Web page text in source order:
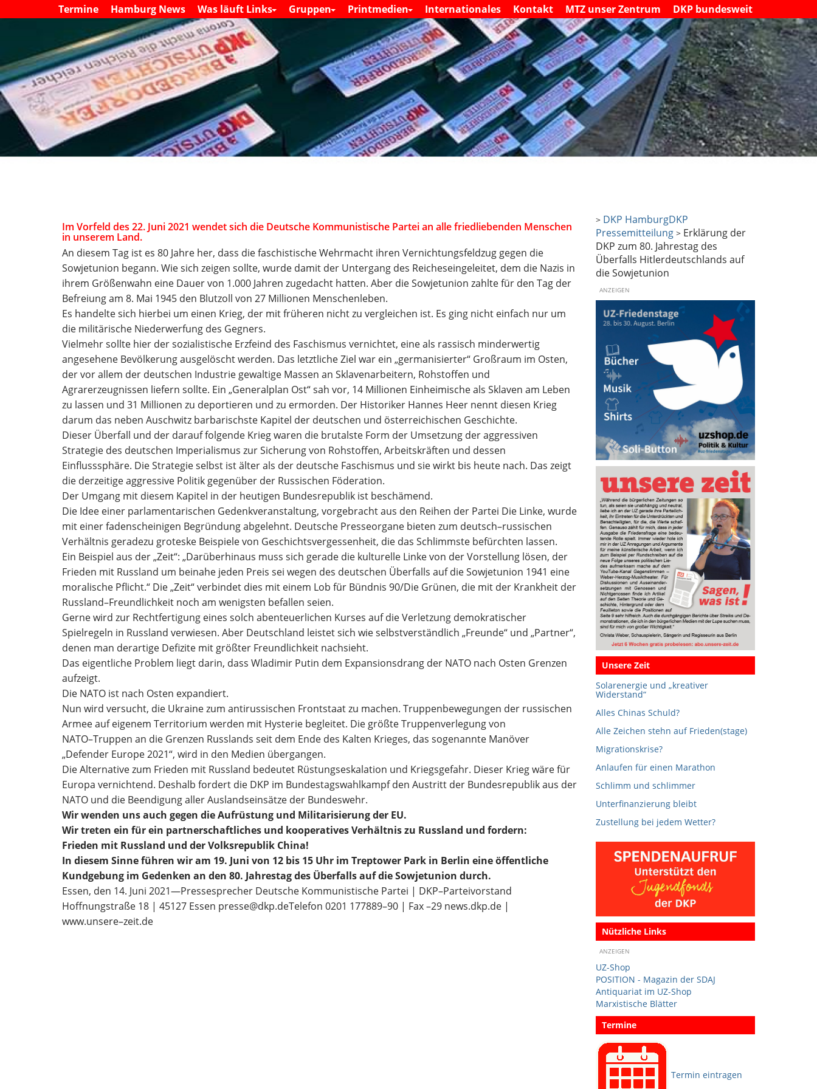
M
a
i
n
m
e
n
u
S
k
i
p
t
o
c
o
n
t
e
n
Termine Hamburg News Was läuft Links Gruppen Printmedien Internationales Kontakt MTZ unser Zentrum DKP bundesweit
Im Vorfeld des 22. Juni 2021 wendet sich die Deutsche Kommunistische Partei an allefriedliebenden Menschen
in unserem Land.
An diesem Tag ist es 80 Jahre her, dass diefaschistische Wehrmacht ihren Vernichtungsfeldzug gegen die
Sowjetunion begann. Wie sich zeigen sollte, wurde damit der Untergang des Reicheseingeleitet, dem die Nazis in
ihrem Größenwahn eine Dauer von 1.000 Jahren zugedacht hatten. Aber die Sowjetunion zahlte für den Tag der
Befreiung am 8. Mai 1945 den Blutzoll von 27 Millionen Menschenleben.
Es handelte sich hierbei um einen Krieg, der mitfrüheren nicht zu vergleichen ist. Es ging nicht einfach nur um
die militärische Niederwerfung des Gegners.
Vielmehr sollte hier dersozialistische Erzfeind des Faschismus vernichtet, eine als rassisch minderwertig
angesehene Bevölkerung ausgelöscht werden. Das letztliche Ziel war ein „germanisierter“ Großraum im Osten,
der vor allem der deutschen Industrie gewaltige Massen an Sklavenarbeitern, Rohstoffen und
Agrarerzeugnissen liefern sollte. Ein „Generalplan Ost“ sah vor, 14 Millionen Einheimische als Sklaven am Leben
zu lassen und 31 Millionen zu deportieren und zu ermorden. Der Historiker Hannes Heer nennt diesen Krieg
darum das neben Auschwitz barbarischste Kapitel der deutschen und österreichischen Geschichte.
Dieser Überfall und der darauf folgende Krieg waren die brutalste Form der Umsetzung deraggressiven
Strategie des deutschen Imperialismus zur Sicherung von Rohstoffen, Arbeitskräften und dessen
Einflusssphäre. Die Strategie selbst ist älter als der deutsche Faschismus und sie wirkt bis heute nach. Das zeigt
die derzeitige aggressive Politik gegenüber der Russischen Föderation.
Der Umgang mit diesem Kapitel in der heutigen Bundesrepublik ist beschämend.
Die Idee einer parlamentarischen Gedenkveranstaltung, vorgebracht aus den Reihen der Partei Die Linke, wurde
mit einer fadenscheinigen Begründung abgelehnt. Deutsche Presseorgane bieten zum deutsch–russischen
Verhältnis geradezu groteske Beispiele von Geschichtsvergessenheit, die das Schlimmste befürchten lassen.
Ein Beispiel aus der „Zeit“: „Darüberhinaus muss sich gerade die kulturelle Linke von der Vorstellung lösen, der
Frieden mit Russland um beinahe jeden Preis sei wegen des deutschen Überfalls auf die Sowjetunion 1941 eine
moralische Pflicht.“ Die „Zeit“ verbindet dies mit einem Lob für Bündnis 90/Die Grünen, die mit der Krankheit der
Russland–Freundlichkeit noch am wenigsten befallen seien.
Gerne wird zur Rechtfertigung eines solch abenteuerlichen Kurses auf die Verletzung demokratischer
Spielregeln in Russland verwiesen. Aber Deutschland leistet sich wieselbstverständlich „Freunde“ und „Partner“,
denen man derartige Defizite mit größter Freundlichkeit nachsieht.
Das eigentliche Problem liegt darin, dass Wladimir Putin dem Expansionsdrang der NATO nach Osten Grenzen
aufzeigt.
Die NATO ist nach Osten expandiert.
Nun wird versucht, die Ukraine zum antirussischen Frontstaat zu machen. Truppenbewegungen der russischen
Armee auf eigenem Territorium werden mit Hysterie begleitet. Die größte Truppenverlegung von
NATO–Truppen an die Grenzen Russlands seit dem Ende des Kalten Krieges, das sogenannte Manöver
„Defender Europe 2021“, wird in den Medien übergangen.
Die Alternative zum Frieden mit Russland bedeutet Rüstungseskalation und Kriegsgefahr. Dieser Krieg wäre für
Europa vernichtend. Deshalb fordert die DKP im Bundestagswahlkampf den Austritt der Bundesrepublik aus der
NATO und die Beendigungaller Auslandseinsätze der Bundeswehr.
Wir wenden uns auch gegen die Aufrüstung und Militarisierung der EU.
Wir treten ein für ein partnerschaftliches und kooperatives Verhältniszu Russland und fordern:
Frieden mit Russland und der Volksrepublik China!
In diesem Sinne führen wir am 19. Juni von 12 bis 15 Uhr im Treptower Park in Berlin eineöffentliche
Kundgebung im Gedenken an den 80. Jahrestag des Überfalls auf die Sowjetunion durch.
Essen, den 14. Juni 2021—Pressesprecher Deutsche Kommunistische Partei | DKP–Parteivorstand
Hoffnungstraße 18 | 45127 Essen presse@dkp.deTelefon 0201 177889–90 | Fax–29 news.dkp.de |
www.unsere–zeit.de
> DKP HamburgDKP
Pressemitteilung> Erklärung der
DKP zum 80. Jahrestag des
Überfalls Hitlerdeutschlands auf
die Sowjetunion
ANZEIGEN
Unsere Zeit
Solarenergie und „kreativer
Widerstand“
Alles Chinas Schuld?
Alle Zeichen stehn auf Frieden(stage)
Migrationskrise?
Anlaufen für einen Marathon
Schlimm und schlimmer
Unterfinanzierung bleibt
Zustellung bei jedem Wetter?
Nützliche Links
ANZEIGEN
UZ-Shop
POSITION - Magazin der SDAJ
Antiquariat im UZ-Shop
Marxistische Blätter
Termine
Termin eintragen